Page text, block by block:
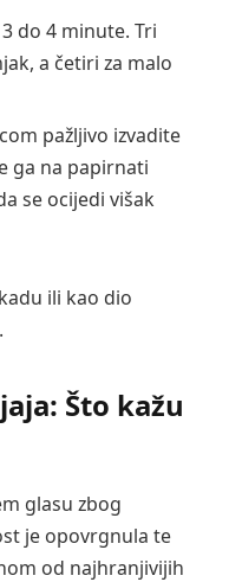
do 4 minute. Tri
a četiri za malo
pažljivo izvadite
ga na papirnati
se ocijedi višak
ili kao dio
Što kažu
glasu zbog
je opovrgnula te
od najhranjivijih